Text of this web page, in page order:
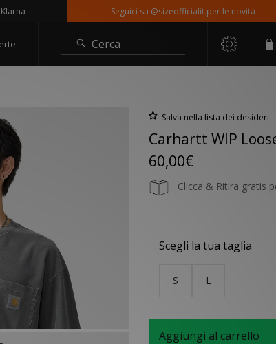
Seguici su @sizeofficialit per le novità
Cerca
Salva nella lista dei desideri
Carhartt WIP
60,00€
Clicca & Ritira gratis
Scegli la tua taglia
S L
Aggiungi al carrello